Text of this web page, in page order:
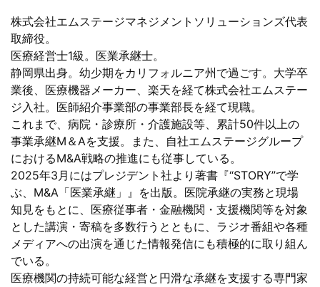
株式会社エムステージマネジメントソリューションズ代表
取締役。
医療経営士1級。医業承継士。
静岡県出身。幼少期をカリフォルニア州で過ごす。大学卒
業後、医療機器メーカー、楽天を経て株式会社エムステー
ジ入社。医師紹介事業部の事業部長を経て現職。
これまで、病院・診療所・介護施設等、累計50件以上の
事業承継M＆Aを支援。また、自社エムステージグループ
におけるM&A戦略の推進にも従事している。
2025年3月にはプレジデント社より著書『“STORY”で学
ぶ、M&A「医業承継」』を出版。医院承継の実務と現場
知見をもとに、医療従事者・金融機関・支援機関等を対象
とした講演・寄稿を多数行うとともに、ラジオ番組や各種
メディアへの出演を通じた情報発信にも積極的に取り組ん
でいる。
医療機関の持続可能な経営と円滑な承継を支援する専門家